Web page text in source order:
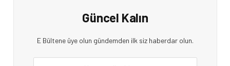
Güncel Kalın
E Bültene üye olun gündemden ilk siz haberdar olun.